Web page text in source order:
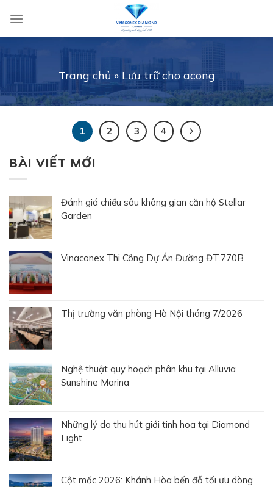
content
Trang chủ » Lưu trữ cho acong
1 2 3 4
BÀI VIẾT MỚI
Đánh giá chiều sâu không gian căn hộ Stellar
Garden
Vinaconex Thi Công Dự Án Đường ĐT.770B
Thị trường văn phòng Hà Nội tháng 7/2026
Nghệ thuật quy hoạch phân khu tại Alluvia
Sunshine Marina
Những lý do thu hút giới tinh hoa tại Diamond
Light
Cột mốc 2026: Khánh Hòa bến đỗ tối ưu dòng